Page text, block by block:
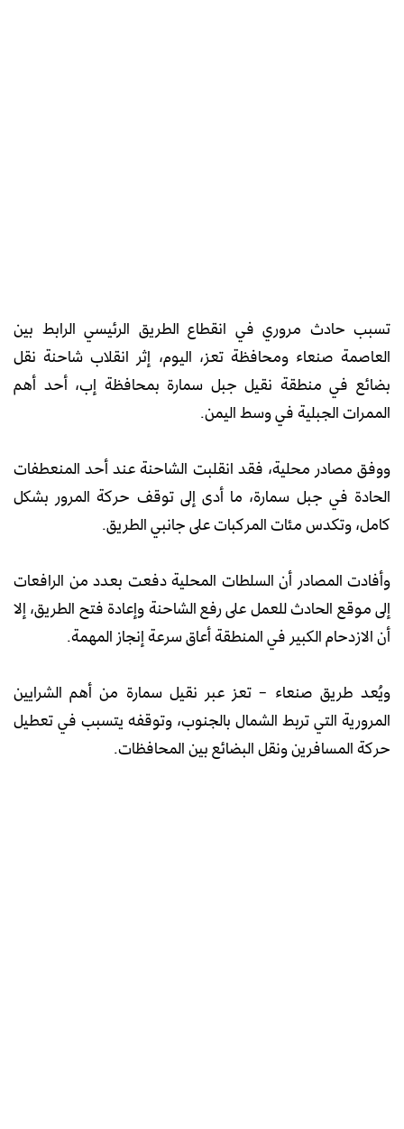
تسبب حادث مروري في انقطاع الطريق الرئيسي الرابط بين
العاصمة صنعاء ومحافظة تعز، اليوم، إثر انقلاب شاحنة نقل
بضائع في منطقة نقيل جبل سمارة بمحافظة إب، أحد أهم
الممرات الجبلية في وسط اليمن.
ووفق مصادر محلية، فقد انقلبت الشاحنة عند أحد المنعطفات
الحادة في جبل سمارة، ما أدى إلى توقف حركة المرور بشكل
كامل، وتكدس مئات المركبات على جانبي الطريق.
وأفادت المصادر أن السلطات المحلية دفعت بعدد من الرافعات
إلى موقع الحادث للعمل على رفع الشاحنة وإعادة فتح الطريق، إلا
أن الازدحام الكبير في المنطقة أعاق سرعة إنجاز المهمة.
ويُعد طريق صنعاء – تعز عبر نقيل سمارة من أهم الشرايين
المرورية التي تربط الشمال بالجنوب، وتوقفه يتسبب في تعطيل
حركة المسافرين ونقل البضائع بين المحافظات.